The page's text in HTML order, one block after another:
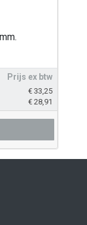
Prijs ex btw
€ 33,25
€ 28,91